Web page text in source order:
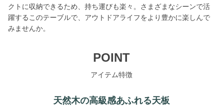
クトに収納できるため、持ち運びも楽々。さまざまなシーンで活
躍するこのテーブルで、アウトドアライフをより豊かに楽しんで
みませんか。
POINT
アイテム特徴
天然木の高級感あふれる天板